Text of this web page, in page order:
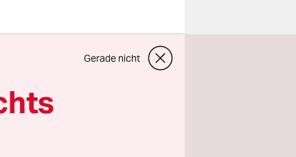
wurde:
wer
Gerade nicht